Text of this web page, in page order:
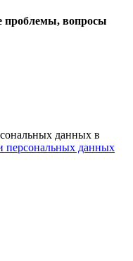
проблемы, вопросы
данных в
персональных данных